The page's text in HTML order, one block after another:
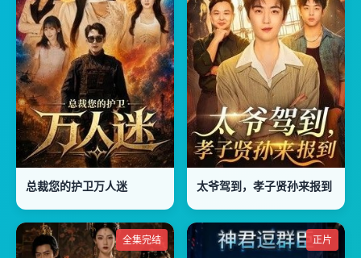
总裁您的护卫万人迷 太爷驾到，孝子贤孙来报到
全集完结 正片